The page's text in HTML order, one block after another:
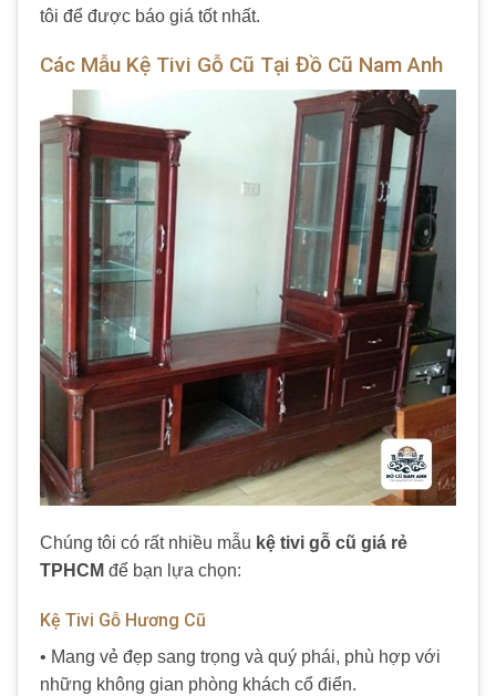
tôi để được báo giá tốt nhất.
Các Mẫu Kệ Tivi Gỗ Cũ Tại Đồ Cũ Nam Anh
Chúng tôi có rất nhiều mẫu kệ tivi gỗ cũ giá rẻ
TPHCM để bạn lựa chọn:
Kệ Tivi Gỗ Hương Cũ
• Mang vẻ đẹp sang trọng và quý phái, phù hợp với
những không gian phòng khách cổ điển.